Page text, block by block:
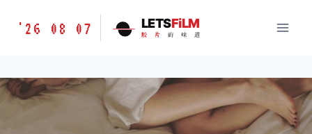
胶
味
道
'26 08 07 LETSFiLM
胶 片 的 味 道